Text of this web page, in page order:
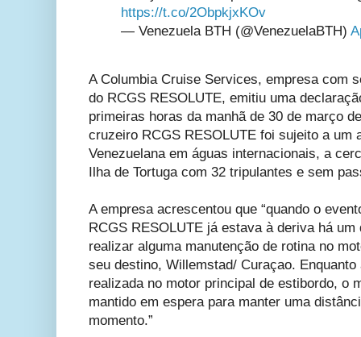
https://t.co/2ObpkjxKOv
— Venezuela BTH (@VenezuelaBTH)
A Columbia Cruise Services, empresa com
do RCGS RESOLUTE, emitiu uma
primeiras horas da manhã de 30 de março
cruzeiro RCGS RESOLUTE foi sujeito a um
Venezuelana em águas internacionais, a
Ilha de Tortuga com 32 tripulantes e sem
A empresa acrescentou que “quando o
RCGS RESOLUTE já estava à deriva há
realizar alguma manutenção de rotina no
seu destino, Willemstad/ Curaçao.
realizada no motor principal de estibordo, o
mantido em espera para manter uma
momento.”